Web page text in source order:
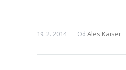
19. 2. 2014 Od Ales Kaiser